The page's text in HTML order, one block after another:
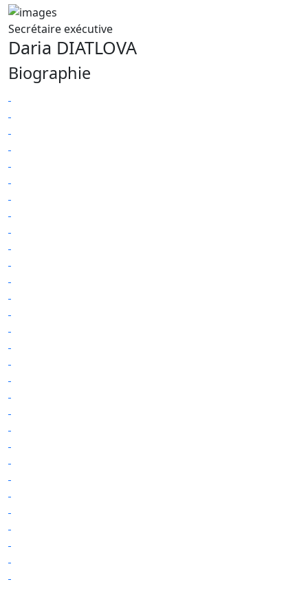
Secrétaire exécutive
Daria DIATLOVA
Biographie